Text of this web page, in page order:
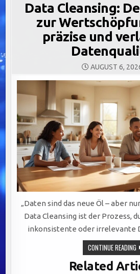
Data Cleansing:
zur
präzise und
AUGUST 6,
„Daten sind das neue Öl – aber
Data Cleansing ist der Prozess,
inkonsistente oder irrelevante
CONTINUE READING
Related